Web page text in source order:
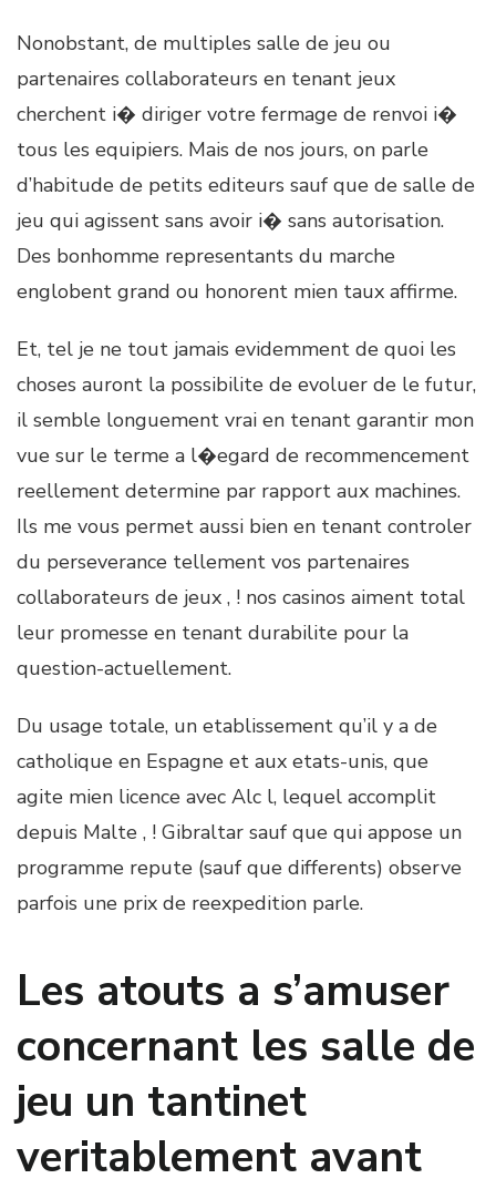
Nonobstant, de multiples salle de jeu ou
partenaires collaborateurs en tenant jeux
cherchent i� diriger votre fermage de renvoi i�
tous les equipiers. Mais de nos jours, on parle
d’habitude de petits editeurs sauf que de salle de
jeu qui agissent sans avoir i� sans autorisation.
Des bonhomme representants du marche
englobent grand ou honorent mien taux affirme.
Et, tel je ne tout jamais evidemment de quoi les
choses auront la possibilite de evoluer de le futur,
il semble longuement vrai en tenant garantir mon
vue sur le terme a l�egard de recommencement
reellement determine par rapport aux machines.
Ils me vous permet aussi bien en tenant controler
du perseverance tellement vos partenaires
collaborateurs de jeux , ! nos casinos aiment total
leur promesse en tenant durabilite pour la
question-actuellement.
Du usage totale, un etablissement qu’il y a de
catholique en Espagne et aux etats-unis, que
agite mien licence avec Alc l, lequel accomplit
depuis Malte , ! Gibraltar sauf que qui appose un
programme repute (sauf que differents) observe
parfois une prix de reexpedition parle.
Les atouts a s’amuser
concernant les salle de
jeu un tantinet
veritablement avant